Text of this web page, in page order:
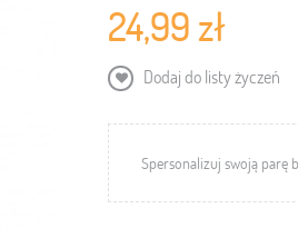
24,99 zł
Dodaj do listy życzeń
Spersonalizuj swoją parę